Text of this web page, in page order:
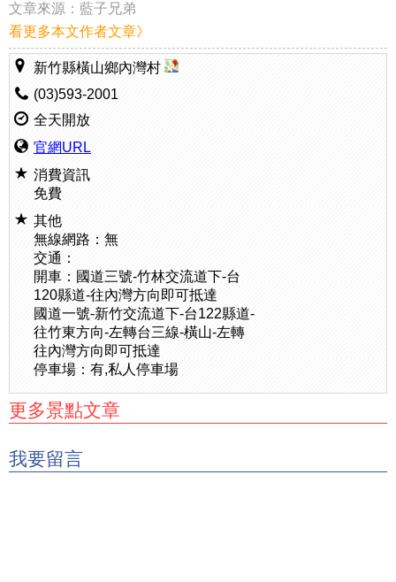
文章來源： 藍子兄弟
看更多本文作者文章》
新竹縣橫山鄉內灣村
(03)593-2001
全天開放
官網URL
消費資訊
免費
其他
無線網路：無
交通：
開車：國道三號-竹林交流道下-台
120縣道-往內灣方向即可抵達
國道一號-新竹交流道下-台122縣道-
往竹東方向-左轉台三線-橫山-左轉
往內灣方向即可抵達
停車場：有,私人停車場
更多景點文章
我要留言